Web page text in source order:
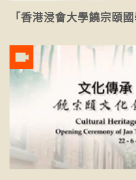
「香港浸會大學饒宗頤